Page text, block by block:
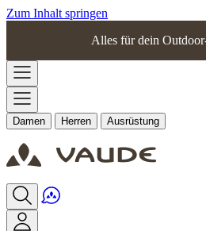
Zum Inhalt springen
Alles für dein
Damen Herren Ausrüstung